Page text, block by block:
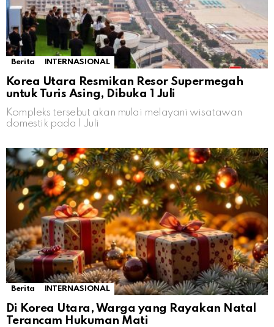
Berita INTERNASIONAL
Korea Utara Resmikan Resor Supermegah
untuk Turis Asing, Dibuka 1 Juli
Kompleks tersebut akan mulai melayani wisatawan
domestik pada 1 Juli
Berita INTERNASIONAL
Di Korea Utara, Warga yang Rayakan Natal
Terancam Hukuman Mati